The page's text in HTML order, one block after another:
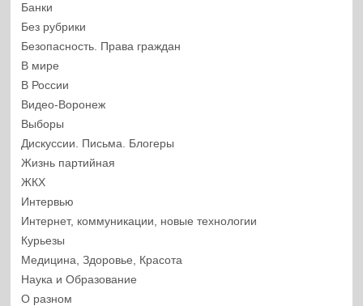
Банки
Без рубрики
Безопасность. Права граждан
В мире
В России
Видео-Воронеж
Выборы
Дискуссии. Письма. Блогеры
Жизнь партийная
ЖКХ
Интервью
Интернет, коммуникации, новые технологии
Курьезы
Медицина, Здоровье, Красота
Наука и Образование
О разном